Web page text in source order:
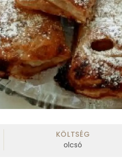
KÖLTSÉG
olcsó